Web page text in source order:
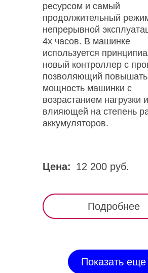
ресурсом и самый
продолжительный
непрерывной
4х часов. В машинке
используется
новый контроллер с
позволяющий повышать
мощность машинки с
возрастанием нагрузки
влияющей на степень
аккумуляторов.
Цена: 12 200 руб.
Подробнее
Показать еще